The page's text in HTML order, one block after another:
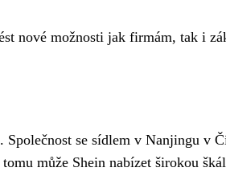
nové možnosti jak firmám, tak i
se sídlem v Nanjingu v
může Shein nabízet širokou